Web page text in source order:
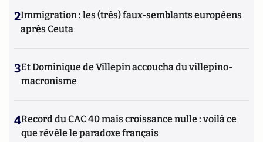
2Immigration : les (très) faux-semblants européens
après Ceuta
3Et Dominique de Villepin accoucha du villepino-
macronisme
4Record du CAC 40 mais croissance nulle : voilà ce
que révèle le paradoxe français